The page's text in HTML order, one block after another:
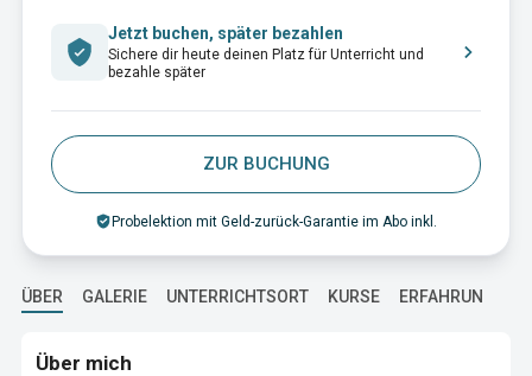
Jetzt buchen, später bezahlen
Sichere dir heute deinen Platz für Unterricht und
bezahle später
ZUR BUCHUNG
Probelektion mit Geld-zurück-Garantie im Abo inkl.
ÜBER GALERIE UNTERRICHTSORT KURSE ERFAHRUNG
Über mich